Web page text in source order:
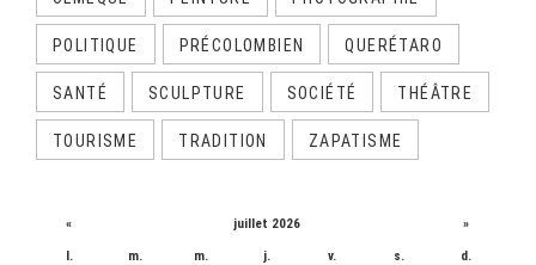
POLITIQUE PRÉCOLOMBIEN QUERÉTARO
SANTÉ SCULPTURE SOCIÉTÉ THÉÂTRE
TOURISME TRADITION ZAPATISME
« juillet 2026 »
l. m. m. j. v. s. d.